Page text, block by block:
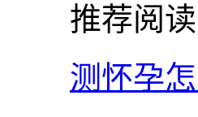
推荐阅读
测怀孕